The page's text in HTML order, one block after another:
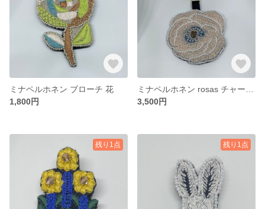
ミナペルホネン ブローチ 花
1,800円
3,500円
残り1点 残り1点